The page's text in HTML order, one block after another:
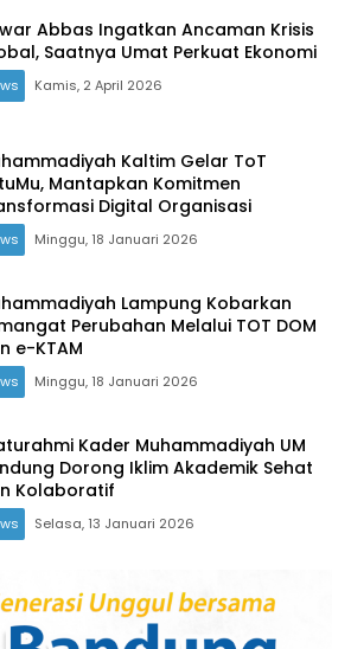
Abbas Ingatkan Ancaman Krisis
Saatnya Umat Perkuat Ekonomi
Kamis, 2 April 2026
Kaltim Gelar ToT
Mantapkan Komitmen
Digital Organisasi
Minggu, 18 Januari 2026
Lampung Kobarkan
Perubahan Melalui TOT DOM
e-KTAM
Minggu, 18 Januari 2026
Kader Muhammadiyah UM
Dorong Iklim Akademik Sehat
Kolaboratif
Selasa, 13 Januari 2026